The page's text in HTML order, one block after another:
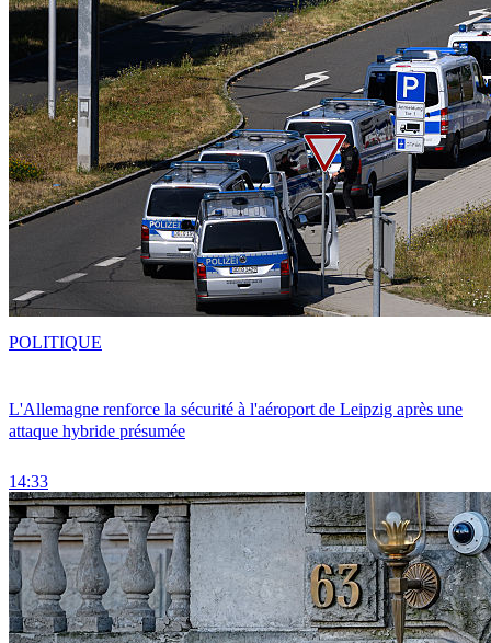
L'Allemagne renforce la sécurité à l'aéroport de Leipzig après une
attaque hybride présumée
14:33
POLITIQUE